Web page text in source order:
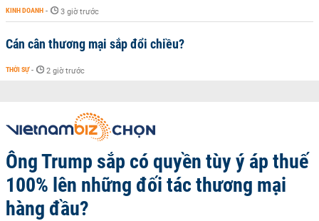
KINH DOANH - 3 giờ trước
Cán cân thương mại sắp đổi chiều?
THỜI SỰ - 2 giờ trước
Ông Trump sắp có quyền tùy ý áp thuế
100% lên những đối tác thương mại
hàng đầu?